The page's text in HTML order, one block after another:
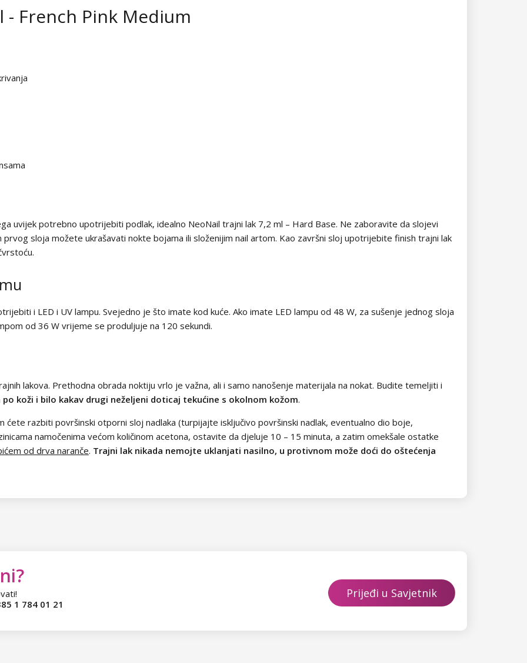
French Pink Medium
uvijek potrebno upotrijebiti podlak, idealno NeoNail trajni lak 7,2 ml – Hard Base. Ne zaboravite da slojevi
sloja možete ukrašavati nokte bojama ili složenijim nail artom. Kao završni sloj upotrijebite finish trajni lak
i LED i UV lampu. Svejedno je što imate kod kuće. Ako imate LED lampu od 48 W, za sušenje jednog sloja
od 36 W vrijeme se produljuje na 120 sekundi.
lakova. Prethodna obrada noktiju vrlo je važna, ali i samo nanošenje materijala na nokat. Budite temeljiti i
koži i bilo kakav drugi neželjeni doticaj tekućine s okolnom kožom.
ćete razbiti površinski otporni sloj nadlaka (turpijajte isključivo površinski nadlak, eventualno dio boje,
namočenima većom količinom acetona, ostavite da djeluje 10 – 15 minuta, a zatim omekšale ostatke
od drva naranče. Trajni lak nikada nemojte uklanjati nasilno, u protivnom može doći do oštećenja
1 784 01 21
Prijeđi u Savjetnik